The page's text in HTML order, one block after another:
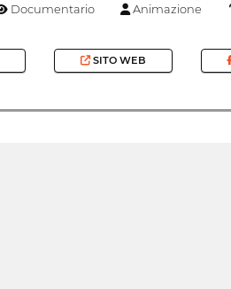
Documentario Animazione
SITO WEB